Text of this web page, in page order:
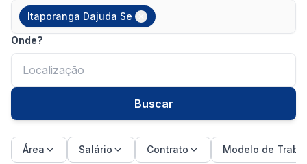
Itaporanga Dajuda Se
Onde?
Buscar
Área Salário Contrato Modelo de